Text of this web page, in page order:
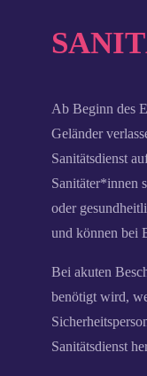
Ab Beginn des
Geländer
Sanitätsdienst
Sanitäter*innen
oder
und können bei
Bei akuten
benötigt wird,
Sanitätsdienst